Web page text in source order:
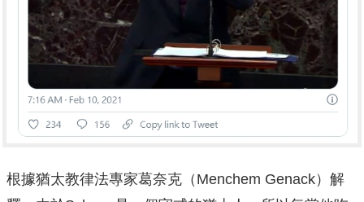
根據猶太教律法專家葛奈克（Menchem Genack）解